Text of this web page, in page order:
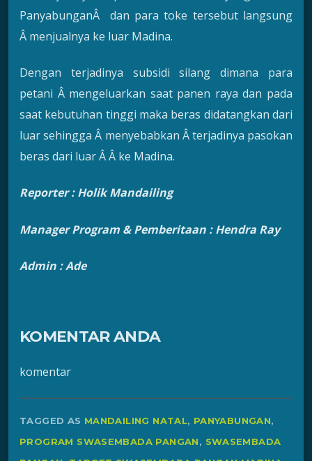
PanyabunganÂ dan para toke tersebut langsung
Â menjualnya ke luar Madina.
Dengan terjadinya subsidi silang dimana para
petani Â mengeluarkan saat panen raya dan pada
saat kebutuhan tinggi maka beras didatangkan dari
luar sehingga Â menyebabkan Â terjadinya pasokan
beras dari luar Â Â ke Madina.
Reporter :Holik Mandailing
Manager Program & Pemberitaan : Hendra Ray
Admin : Ade
KOMENTAR ANDA
komentar
TAGGED AS MANDAILING NATAL, PANYABUNGAN,
PROGRAM SWASEMBADA PANGAN, SWASEMBADA